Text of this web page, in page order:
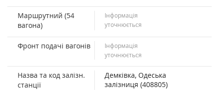
Маршрутний (54
вагона)
Інформація
уточнюється
Фронт подачі вагонів
Інформація
уточнюється
Назва та код залізн.
станції
Демківка, Одеська
залізниця (408805)